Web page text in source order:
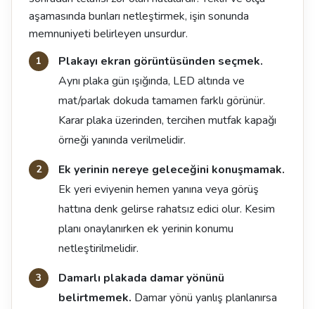
aşamasında bunları netleştirmek, işin sonunda
memnuniyeti belirleyen unsurdur.
Plakayı ekran görüntüsünden seçmek.
Aynı plaka gün ışığında, LED altında ve
mat/parlak dokuda tamamen farklı görünür.
Karar plaka üzerinden, tercihen mutfak kapağı
örneği yanında verilmelidir.
Ek yerinin nereye geleceğini konuşmamak.
Ek yeri eviyenin hemen yanına veya görüş
hattına denk gelirse rahatsız edici olur. Kesim
planı onaylanırken ek yerinin konumu
netleştirilmelidir.
Damarlı plakada damar yönünü
belirtmemek. Damar yönü yanlış planlanırsa